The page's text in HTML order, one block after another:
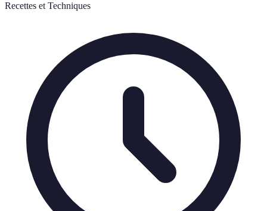
Recettes et Techniques